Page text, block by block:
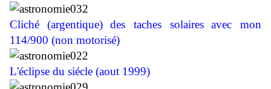
Cliché (argentique) des taches solaires
avec mon
114/900 (non motorisé)
L'éclipse du siécle (aout 1999)